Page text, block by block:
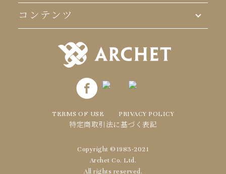
コンテンツ
TERMS OF USE
PRIVACY POLICY
特定商取引法に基づく表記
Copyright ©1983-2021
Archet Co. Ltd.
All rights reserved.